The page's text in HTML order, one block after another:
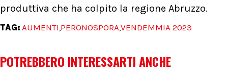
produttiva che ha colpito la regione Abruzzo.
TAG: AUMENTI,PERONOSPORA,VENDEMMIA 2023
POTREBBERO INTERESSARTI ANCHE